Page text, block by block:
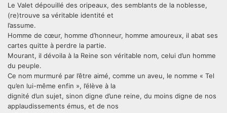
Le Valet dépouillé des oripeaux, des semblants de la noblesse,
(re)trouve sa véritable identité et
l’assume.
Homme de cœur, homme d’honneur, homme amoureux, il abat ses
cartes quitte à perdre la partie.
Mourant, il dévoila à la Reine son véritable nom, celui d’un homme
du peuple.
Ce nom murmuré par l’être aimé, comme un aveu, le nomme « Tel
qu’en lui-même enfin », l’élève à la
dignité d’un sujet, sinon digne d’une reine, du moins digne de nos
applaudissements émus, et de nos